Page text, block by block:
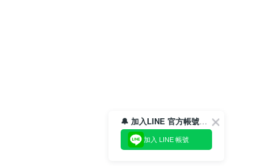
🔔 加入LINE 官方帳號，領取$100折價券！
加入 LINE 帳號